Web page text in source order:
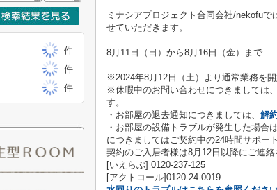
ミナシアプロジェクト合同会社/nekofu
せていただきます。
8月11日（日）から8月16日（金） まで
※2024年8月12日（土）より通常業務を開
※休暇中のお問い合わせにつきましては
す。
・お部屋の退去通知につきましては、 解
・お部屋の設備トラブルが発生した場合
につきましてはご契約中の24時間サポー
契約のご入居者様は8月12日以降にご連絡
[いえらぶ] 0120-237-125
[アクトコール]0120-24-0019
件
件
件